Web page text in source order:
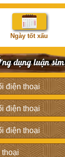
Ngày tốt xấu
dụng luận sim
điện thoại
điện thoại
điện thoại
thoại